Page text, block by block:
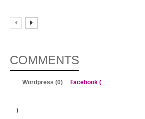
COMMENTS
Wordpress (0) Facebook (
)